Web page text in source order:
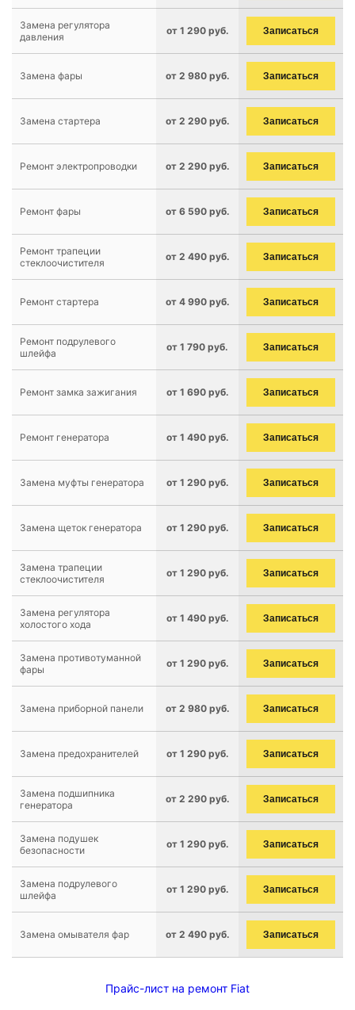
Замена регулятора
давления
от 1 290 руб. Записаться
Замена фары от 2 980 руб. Записаться
Замена стартера от 2 290 руб. Записаться
Ремонт электропроводки от 2 290 руб. Записаться
Ремонт фары от 6 590 руб. Записаться
Ремонт трапеции
стеклоочистителя
от 2 490 руб. Записаться
Ремонт стартера от 4 990 руб. Записаться
Ремонт подрулевого
шлейфа
от 1 790 руб. Записаться
Ремонт замка зажигания от 1 690 руб. Записаться
Ремонт генератора от 1 490 руб. Записаться
Замена муфты генератора от 1 290 руб. Записаться
Замена щеток генератора от 1 290 руб. Записаться
Замена трапеции
стеклоочистителя
от 1 290 руб. Записаться
Замена регулятора
холостого хода
от 1 490 руб. Записаться
Замена противотуманной
фары
от 1 290 руб. Записаться
Замена приборной панели от 2 980 руб. Записаться
Замена предохранителей от 1 290 руб. Записаться
Замена подшипника
генератора
от 2 290 руб. Записаться
Замена подушек
безопасности
от 1 290 руб. Записаться
Замена подрулевого
шлейфа
от 1 290 руб. Записаться
Замена омывателя фар от 2 490 руб. Записаться
Прайс-лист на ремонт Fiat